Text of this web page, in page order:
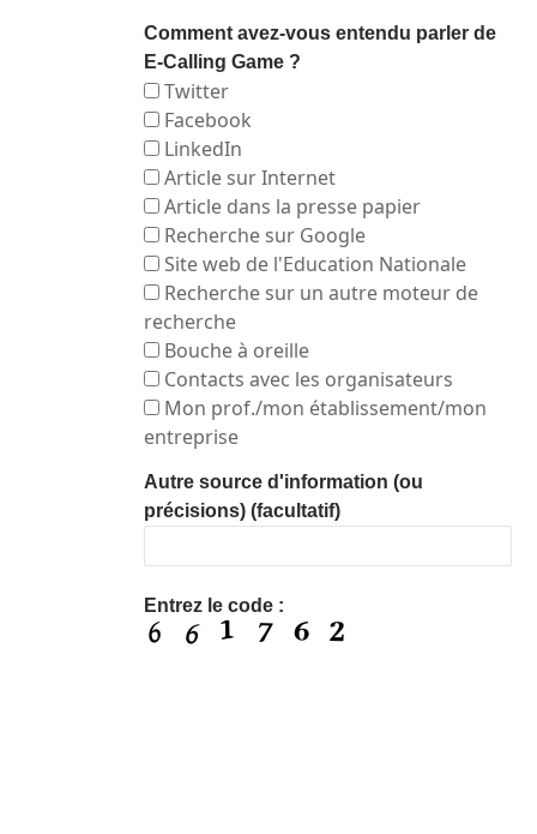
Comment avez-vous entendu parler de
E-Calling Game ?
Twitter
Facebook
LinkedIn
Article sur Internet
Article dans la presse papier
Recherche sur Google
Site web de l'Education Nationale
Recherche sur un autre moteur de
recherche
Bouche à oreille
Contacts avec les organisateurs
Mon prof./mon établissement/mon
entreprise
Autre source d'information (ou
précisions) (facultatif)
Entrez le code :